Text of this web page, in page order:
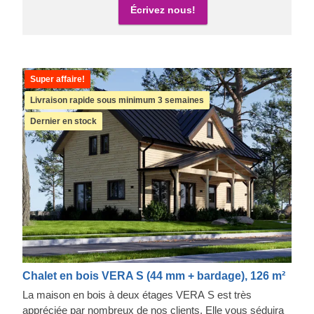
Écrivez nous!
Super affaire!
Livraison rapide sous minimum 3 semaines
Dernier en stock
Chalet en bois VERA S (44 mm + bardage), 126 m²
La maison en bois à deux étages VERA S est très
appréciée par nombreux de nos clients. Elle vous séduira